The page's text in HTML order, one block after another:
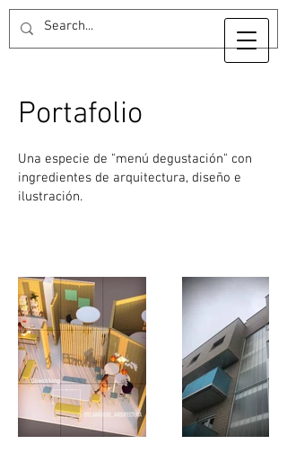
Portafolio
Una especie de "menú degustación" con
ingredientes de arquitectura, diseño e
ilustración.